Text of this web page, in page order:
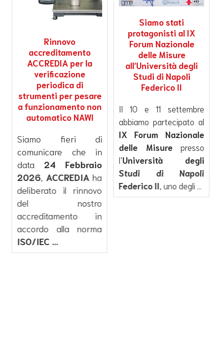
Rinnovo
accreditamento
ACCREDIA per la
verificazione
periodica di
strumenti per pesare
a funzionamento non
automatico NAWI
Siamo fieri di
comunicare che in
data 24 Febbraio
2026, ACCREDIA ha
deliberato il rinnovo
del nostro
accreditamento in
accordo alla norma
ISO/IEC ...
Siamo stati
protagonisti al IX
Forum Nazionale
delle Misure
all’Università degli
Studi di Napoli
Federico II
Il 10 e 11 settembre
abbiamo partecipato al
IX Forum Nazionale
delle Misurepresso
l’Università degli
Studi di Napoli
Federico II, uno degli ...